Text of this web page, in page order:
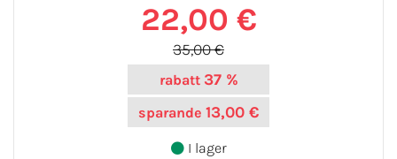
22,00 €
35,00 €
rabatt 37 %
sparande 13,00 €
I lager